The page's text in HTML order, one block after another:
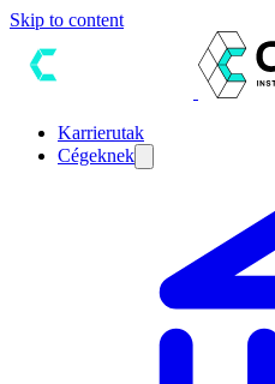
Skip to content
Karrierutak
Cégeknek